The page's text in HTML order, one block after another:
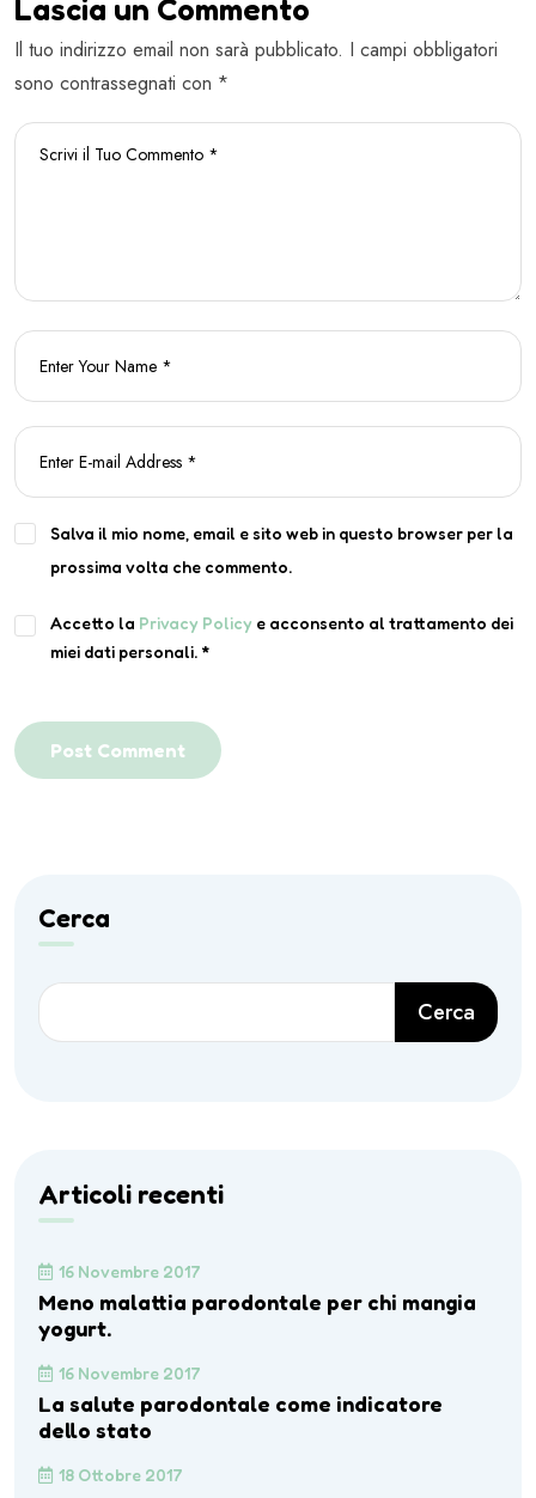
Lascia un Commento
Il tuo indirizzo email non sarà pubblicato. I campi obbligatori
sono contrassegnati con *
Salva il mio nome, email e sito web in questo browser per la
prossima volta che commento.
Accetto la Privacy Policy e acconsento al trattamento dei
miei dati personali. *
Post Comment
Cerca
Cerca
Articoli recenti
16 Novembre 2017
Meno malattia parodontale per chi mangia
yogurt.
16 Novembre 2017
La salute parodontale come indicatore
dello stato
18 Ottobre 2017